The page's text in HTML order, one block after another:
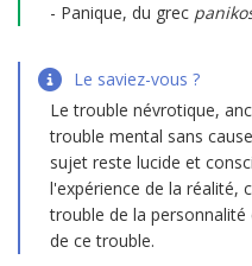
Panique, du grec
Le saviez-vous ?
Le trouble névrotique,
trouble mental sans
sujet reste lucide et
l'expérience de la réalité,
trouble de la
de ce trouble.